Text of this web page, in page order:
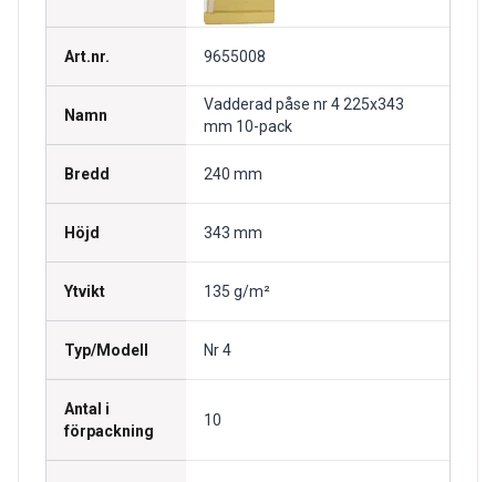
Art.nr. 9655008
Namn
Vadderad påse nr 4 225x343
mm 10-pack
Bredd 240 mm
Höjd 343 mm
Ytvikt 135 g/m²
Typ/Modell Nr 4
Antal i
förpackning
10